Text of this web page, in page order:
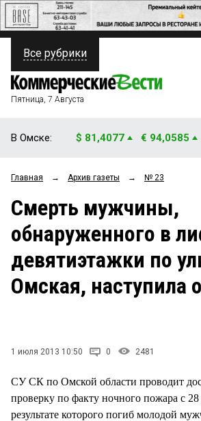
ПОЛИТИКА
ФИНАНСЫ
ОБЩЕСТВО
ЗАКОН
НОВОСТИ КОМПАНИЙ
Все рубрики
Пятница, 7 Августа
В Омске: $ 81,4077 € 94,0585
Главная → Архив газеты → № 23
Смерть мужчины,
обнаруженного в
девятиэтажки по
Омская, наступила
1 июля 2013 10:50 0 2481
СУ СК по Омской области проводит
проверку по факту ночного пожара с
результате которого погиб молодой